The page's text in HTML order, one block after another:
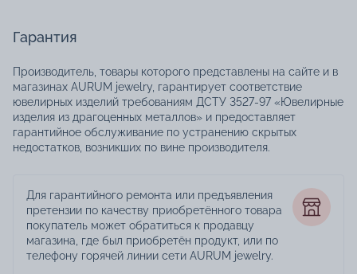
Гарантия
Производитель, товары которого представлены на сайте и в
магазинах AURUM jewelry, гарантирует соответствие
ювелирных изделий требованиям ДСТУ 3527-97 «Ювелирные
изделия из драгоценных металлов» и предоставляет
гарантийное обслуживание по устранению скрытых
недостатков, возникших по вине производителя.
Для гарантийного ремонта или предъявления
претензии по качеству приобретённого товара
покупатель может обратиться к продавцу
магазина, где был приобретён продукт, или по
телефону горячей линии сети AURUM jewelry.